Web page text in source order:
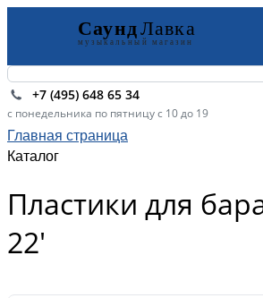
+7 (495) 648 65 34
с понедельника по пятницу с 10 до 19
Главная страница
Каталог
Пластики для
22'